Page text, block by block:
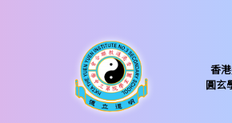
香
圓玄